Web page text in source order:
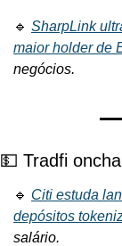
🔹 SharpLink
maior holder de
negócios.
💵 Tradfi
🔹 Citi estuda
depósitos
salário.